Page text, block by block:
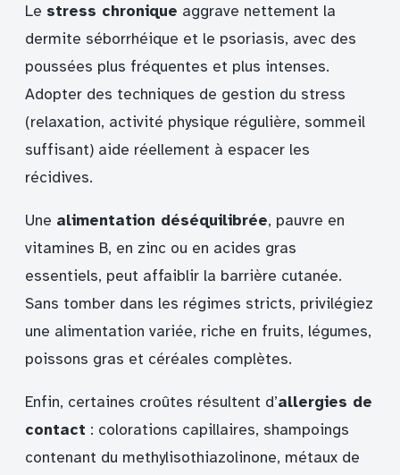
Le stress chronique aggrave nettement la
dermite séborrhéique et le psoriasis, avec des
poussées plus fréquentes et plus intenses.
Adopter des techniques de gestion du stress
(relaxation, activité physique régulière, sommeil
suffisant) aide réellement à espacer les
récidives.
Une alimentation déséquilibrée, pauvre en
vitamines B, en zinc ou en acides gras
essentiels, peut affaiblir la barrière cutanée.
Sans tomber dans les régimes stricts, privilégiez
une alimentation variée, riche en fruits, légumes,
poissons gras et céréales complètes.
Enfin, certaines croûtes résultent d’allergies de
contact : colorations capillaires, shampoings
contenant du methylisothiazolinone, métaux de